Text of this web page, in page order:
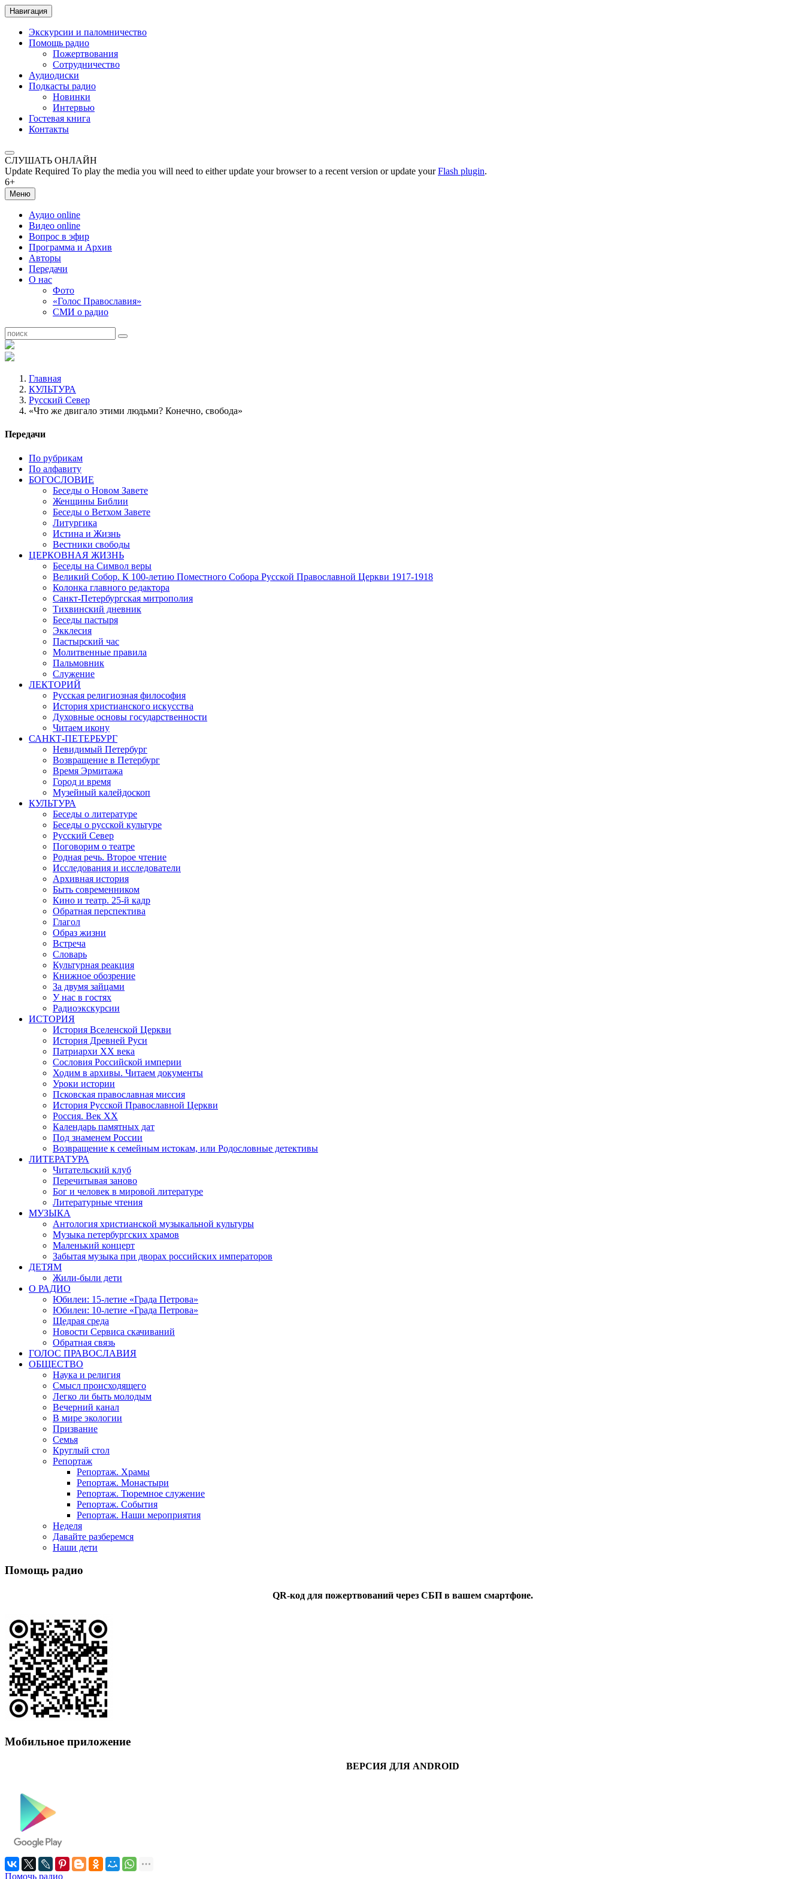
Навигация
Экскурсии и паломничество
Помощь радио
Пожертвования
Сотрудничество
Аудиодиски
Подкасты радио
Новинки
Интервью
Гостевая книга
Контакты
СЛУШАТЬ ОНЛАЙН
Update Required To play the media you will need to either update your browser to a recent version or update yourFlash plugin.
6+
Меню
Аудио online
Видео online
Вопрос в эфир
Программа и Архив
Авторы
Передачи
О нас
Фото
«Голос Православия»
СМИ о радио
Главная
КУЛЬТУРА
Русский Север
«Что же двигало этими людьми? Конечно, свобода»
Передачи
По рубрикам
По алфавиту
БОГОСЛОВИЕ
Беседы о Новом Завете
Женщины Библии
Беседы о Ветхом Завете
Литургика
Истина и Жизнь
Вестники свободы
ЦЕРКОВНАЯ ЖИЗНЬ
Беседы на Символ веры
Великий Собор. К 100-летию Поместного Собора Русской Православной Церкви 1917-1918
Колонка главного редактора
Санкт-Петербургская митрополия
Тихвинский дневник
Беседы пастыря
Экклесия
Пастырский час
Молитвенные правила
Пальмовник
Служение
ЛЕКТОРИЙ
Русская религиозная философия
История христианского искусства
Духовные основы государственности
Читаем икону
САНКТ-ПЕТЕРБУРГ
Невидимый Петербург
Возвращение в Петербург
Время Эрмитажа
Город и время
Музейный калейдоскоп
КУЛЬТУРА
Беседы о литературе
Беседы о русской культуре
Русский Север
Поговорим о театре
Родная речь. Второе чтение
Исследования и исследователи
Архивная история
Быть современником
Кино и театр. 25-й кадр
Обратная перспектива
Глагол
Образ жизни
Встреча
Словарь
Культурная реакция
Книжное обозрение
За двумя зайцами
У нас в гостях
Радиоэкскурсии
ИСТОРИЯ
История Вселенской Церкви
История Древней Руси
Патриархи XX века
Сословия Российской империи
Ходим в архивы. Читаем документы
Уроки истории
Псковская православная миссия
История Русской Православной Церкви
Россия. Век ХХ
Календарь памятных дат
Под знаменем России
Возвращение к семейным истокам, или Родословные детективы
ЛИТЕРАТУРА
Читательский клуб
Перечитывая заново
Бог и человек в мировой литературе
Литературные чтения
МУЗЫКА
Антология христианской музыкальной культуры
Музыка петербургских храмов
Маленький концерт
Забытая музыка при дворах российских императоров
ДЕТЯМ
Жили-были дети
О РАДИО
Юбилеи: 15-летие «Града Петрова»
Юбилеи: 10-летие «Града Петрова»
Щедрая среда
Новости Сервиса скачиваний
Обратная связь
ГОЛОС ПРАВОСЛАВИЯ
ОБЩЕСТВО
Наука и религия
Смысл происходящего
Легко ли быть молодым
Вечерний канал
В мире экологии
Призвание
Семья
Круглый стол
Репортаж
Репортаж. Храмы
Репортаж. Монастыри
Репортаж. Тюремное служение
Репортаж. События
Репортаж. Наши мероприятия
Неделя
Давайте разберемся
Наши дети
Помощь радио
QR-код для пожертвований через СБП в вашем смартфоне.
Мобильное приложение
ВЕРСИЯ ДЛЯ ANDROID
Помочь радио